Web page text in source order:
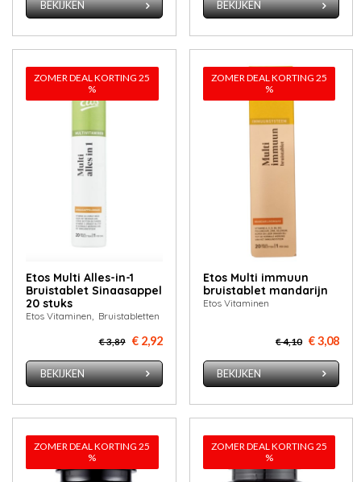
BEKIJKEN BEKIJKEN
ZOMER DEAL KORTING 25
%
Etos Multi Alles-in-1
Bruistablet Sinaasappel
20 stuks
Etos Vitaminen, Bruistabletten
€ 3,89 € 2,92
BEKIJKEN
ZOMER DEAL KORTING 25
%
Etos Mul­ti im­muun
bruis­ta­blet man­da­rijn
Etos Vitaminen
€ 4,10 € 3,08
BEKIJKEN
ZOMER DEAL KORTING 25
%
ZOMER DEAL KORTING 25
%